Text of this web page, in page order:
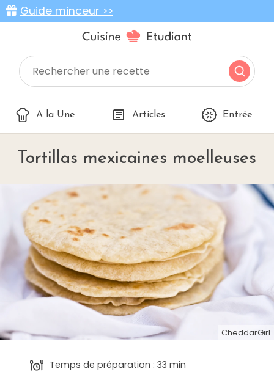
Guide minceur >>
A la Une Articles Entrée
Tortillas mexicaines moelleuses
CheddarGirl
Temps de préparation : 33 min